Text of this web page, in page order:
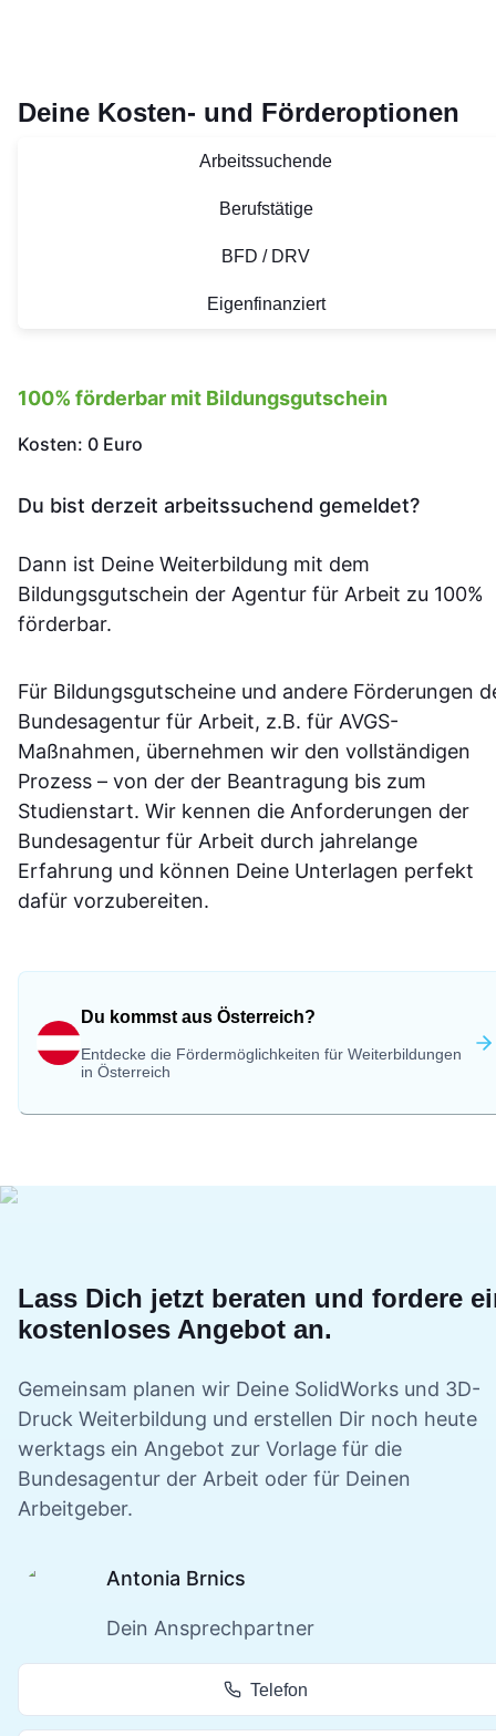
Deine Kosten- und Förderoptionen
Arbeitssuchende
Berufstätige
BFD / DRV
Eigenfinanziert
100% förderbar mit Bildungsgutschein
Kosten: 0 Euro
Du bist derzeit arbeitssuchend gemeldet?
Dann ist Deine Weiterbildung mit dem
Bildungsgutschein der Agentur für Arbeit zu 100%
förderbar.
Für Bildungsgutscheine und andere Förderungen
Bundesagentur für Arbeit, z.B. für AVGS-
Maßnahmen, übernehmen wir den vollständigen
Prozess – von der der Beantragung bis zum
Studienstart. Wir kennen die Anforderungen der
Bundesagentur für Arbeit durch jahrelange
Erfahrung und können Deine Unterlagen perfekt
dafür vorzubereiten.
Du kommst aus Österreich?
Entdecke die Fördermöglichkeiten für Weiterbildungen
in Österreich
Lass Dich jetzt beraten und fordere
kostenloses Angebot an.
Gemeinsam planen wir Deine SolidWorks und 3D-
Druck Weiterbildung und erstellen Dir noch heute
werktags ein Angebot zur Vorlage für die
Bundesagentur der Arbeit oder für Deinen
Arbeitgeber.
Antonia Brnics
Dein Ansprechpartner
Telefon